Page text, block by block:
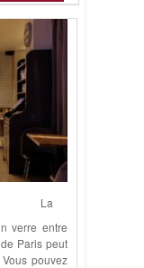
La
verre entre
Paris peut
pouvez